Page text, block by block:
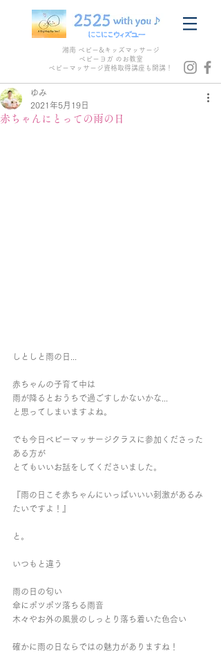
湘南 ベビー&キッズマッサージ
ベビーヨガ のお教室
​ベビーマッサージ資格取得講座も開講！
赤ちゃんにとっての雨の日
ゆみ
2021年5月19日
しとしと雨の日...
赤ちゃんの子育て中は
雨が降るとおうちで過ごすしかないかな...
と思ってしまいますよね。
でも今日ベビーマッサージクラスに参加くださった
ある方が
とてもいいお話をしてくださいました。
『雨の日こそ赤ちゃんにいっぱいいい刺激があるみ
たいですよ！』
と。
いつもと違う
雨の日の匂い
傘にポツポツ落ちる雨音
木々やお外の風景のしっとり落ち着いた色合い
確かに雨の日ならではの魅力がありますね！